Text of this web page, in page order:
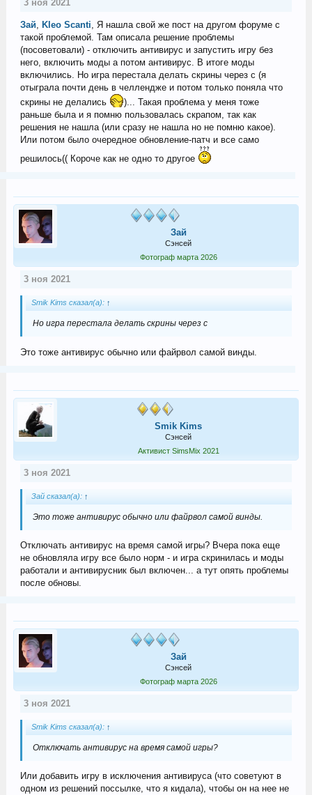
3 ноя 2021
Зай, Kleo Scanti, Я нашла свой же пост на другом форуме с
такой проблемой. Там описала решение проблемы
(посоветовали) - отключить антивирус и запустить игру без
него, включить моды а потом антивирус. В итоге моды
включились. Но игра перестала делать скрины через с (я
отыграла почти день в челлендже и потом только поняла что
скрины не делались
)... Такая проблема у меня тоже
раньше была и я помню пользовалась скрапом, так как
решения не нашла (или сразу не нашла но не помню какое).
Или потом было очередное обновление-патч и все само
решилось(( Короче как не одно то другое
Зай
Сэнсей
Фотограф марта 2026
3 ноя 2021
Smik Kims сказал(а): ↑
Но игра перестала делать скрины через с
Это тоже антивирус обычно или файрвол самой винды.
Smik Kims
Сэнсей
Активист SimsMix 2021
3 ноя 2021
Зай сказал(а): ↑
Это тоже антивирус обычно или файрвол самой винды.
Отключать антивирус на время самой игры? Вчера пока еще
не обновляла игру все было норм - и игра скринилась и моды
работали и антивирусник был включен... а тут опять проблемы
после обновы.
Зай
Сэнсей
Фотограф марта 2026
3 ноя 2021
Smik Kims сказал(а): ↑
Отключать антивирус на время самой игры?
Или добавить игру в исключения антивируса (что советуют в
одном из решений поссылке, что я кидала), чтобы он на нее не